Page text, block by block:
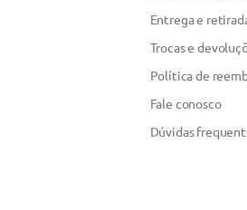
Entrega e
Trocas e
Política de
Fale conosco
Dúvidas